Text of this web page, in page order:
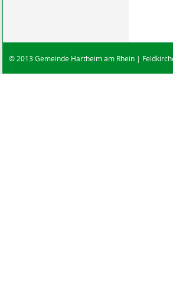
© 2013 Gemeinde Hartheim am Rhein |